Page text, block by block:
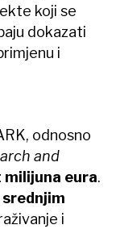
koji se
dokazati
i
odnosno
and
milijuna eura.
i